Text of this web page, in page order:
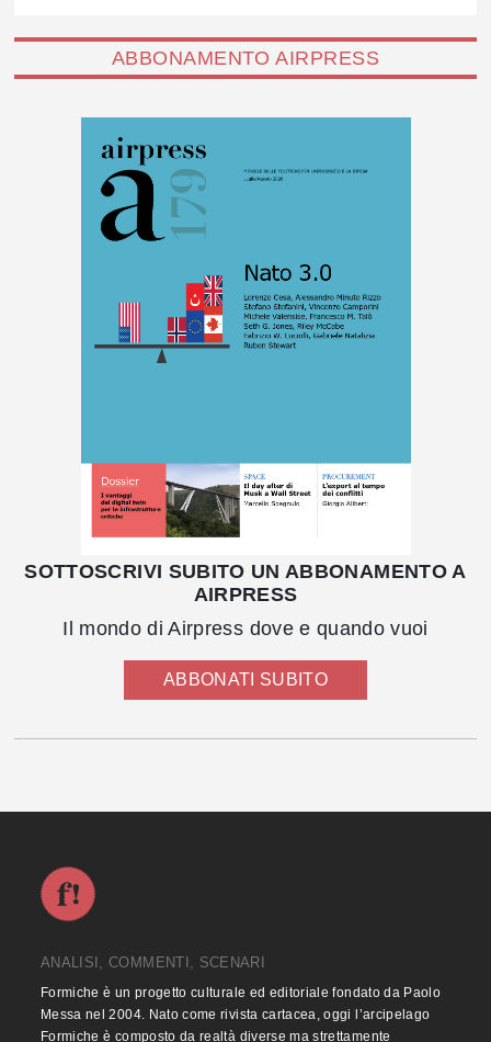
ABBONAMENTO AIRPRESS
SOTTOSCRIVI SUBITO UN ABBONAMENTO A
AIRPRESS
Il mondo di Airpress dove e quando vuoi
ABBONATI SUBITO
ANALISI, COMMENTI, SCENARI
Formiche è un progetto culturale ed editoriale fondato da Paolo
Messa nel 2004. Nato come rivista cartacea, oggi l’arcipelago
Formiche è composto da realtà diverse ma strettamente